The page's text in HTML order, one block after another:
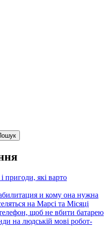
пригоди, які варто
и кому она нужна
на Марсі та Місяці
щоб не вбити батарею
на людській мові робот-